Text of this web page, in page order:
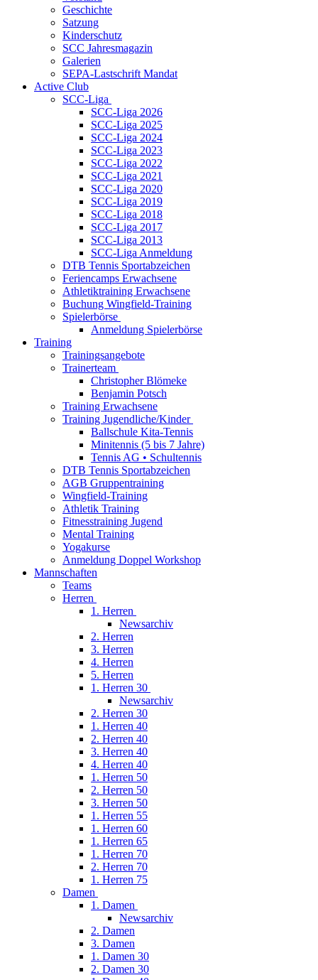
Geschichte
Satzung
Kinderschutz
SCC Jahresmagazin
Galerien
SEPA-Lastschrift Mandat
Active Club
SCC-Liga
SCC-Liga 2026
SCC-Liga 2025
SCC-Liga 2024
SCC-Liga 2023
SCC-Liga 2022
SCC-Liga 2021
SCC-Liga 2020
SCC-Liga 2019
SCC-Liga 2018
SCC-Liga 2017
SCC-Liga 2013
SCC-Liga Anmeldung
DTB Tennis Sportabzeichen
Feriencamps Erwachsene
Athletiktraining Erwachsene
Buchung Wingfield-Training
Spielerbörse
Anmeldung Spielerbörse
Training
Trainingsangebote
Trainerteam
Christopher Blömeke
Benjamin Potsch
Training Erwachsene
Training Jugendliche/Kinder
Ballschule Kita-Tennis
Minitennis (5 bis 7 Jahre)
Tennis AG • Schultennis
DTB Tennis Sportabzeichen
AGB Gruppentraining
Wingfield-Training
Athletik Training
Fitnesstraining Jugend
Mental Training
Yogakurse
Anmeldung Doppel Workshop
Mannschaften
Teams
Herren
1. Herren
Newsarchiv
2. Herren
3. Herren
4. Herren
5. Herren
1. Herren 30
Newsarchiv
2. Herren 30
1. Herren 40
2. Herren 40
3. Herren 40
4. Herren 40
1. Herren 50
2. Herren 50
3. Herren 50
1. Herren 55
1. Herren 60
1. Herren 65
1. Herren 70
2. Herren 70
1. Herren 75
Damen
1. Damen
Newsarchiv
2. Damen
3. Damen
1. Damen 30
2. Damen 30